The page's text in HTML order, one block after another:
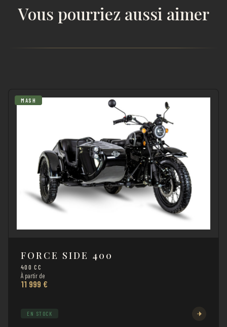
Vous pourriez aussi aimer
MASH
FORCE SIDE 400
400 CC
À partir de
11 999 €
EN STOCK